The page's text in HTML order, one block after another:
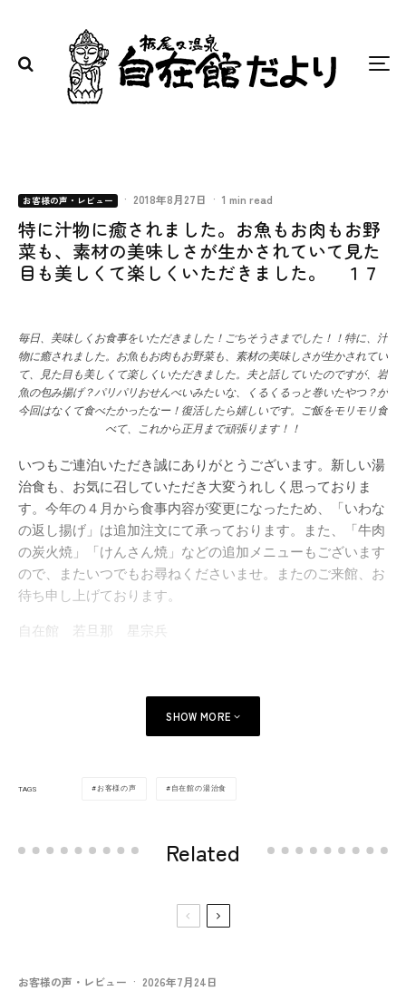
お客様の声・レビュー · 2018年8月27日 · 1 min read
特に汁物に癒されました。お魚もお肉もお野
菜も、素材の美味しさが生かされていて見た
目も美しくて楽しくいただきました。 １７
毎日、美味しくお食事をいただきました！ごちそうさまでした！！特に、汁
物に癒されました。お魚もお肉もお野菜も、素材の美味しさが生かされてい
て、見た目も美しくて楽しくいただきました。夫と話していたのですが、岩
魚の包み揚げ？パリパリおせんべいみたいな、くるくるっと巻いたやつ？が
今回はなくて食べたかったなー！復活したら嬉しいです。ご飯をモリモリ食
べて、これから正月まで頑張ります！！
いつもご連泊いただき誠にありがとうございます。新しい湯
治食も、お気に召していただき大変うれしく思っておりま
す。今年の４月から食事内容が変更になったため、「いわな
の返し揚げ」は追加注文にて承っております。また、「牛肉
の炭火焼」「けんさん焼」などの追加メニューもございます
ので、またいつでもお尋ねくださいませ。またのご来館、お
待ち申し上げております。
自在館 若旦那 星宗兵
SHOW MORE
TAGS お客様の声 自在館の湯治食
Related
お客様の声・レビュー · 2026年7月24日